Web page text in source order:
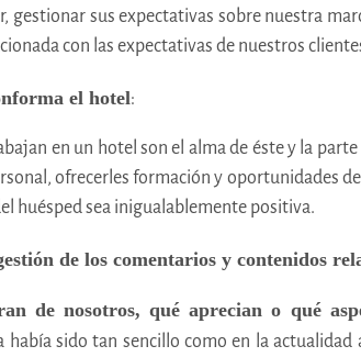
gestionar sus expectativas sobre nuestra
con las expectativas de nuestros
el hotel:
en un hotel son el alma de éste y la
ofrecerles formación y oportunidades
huésped sea inigualablemente positiva.
de los comentarios y contenidos
de nosotros, qué aprecian o qué
había sido tan sencillo como en la